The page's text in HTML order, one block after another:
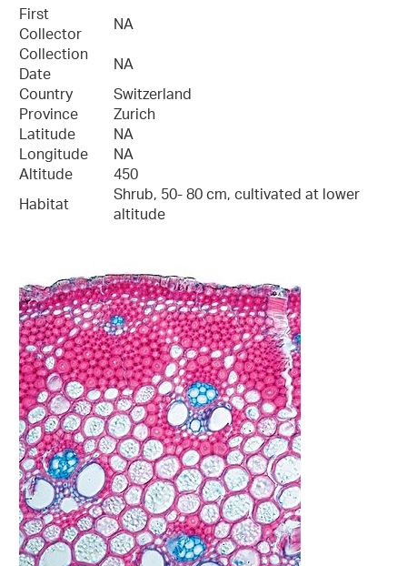
First
Collector
NA
Collection
Date
NA
Country
Switzerland
Province Zurich
Latitude NA
Longitude NA
Altitude
450
Habitat
Shrub, 50- 80 cm, cultivated at lower
altitude